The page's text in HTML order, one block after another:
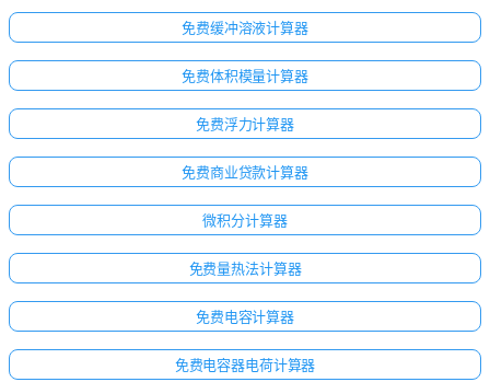
免费缓冲溶液计算器
免费体积模量计算器
免费浮力计算器
免费商业贷款计算器
微积分计算器
免费量热法计算器
免费电容计算器
免费电容器电荷计算器